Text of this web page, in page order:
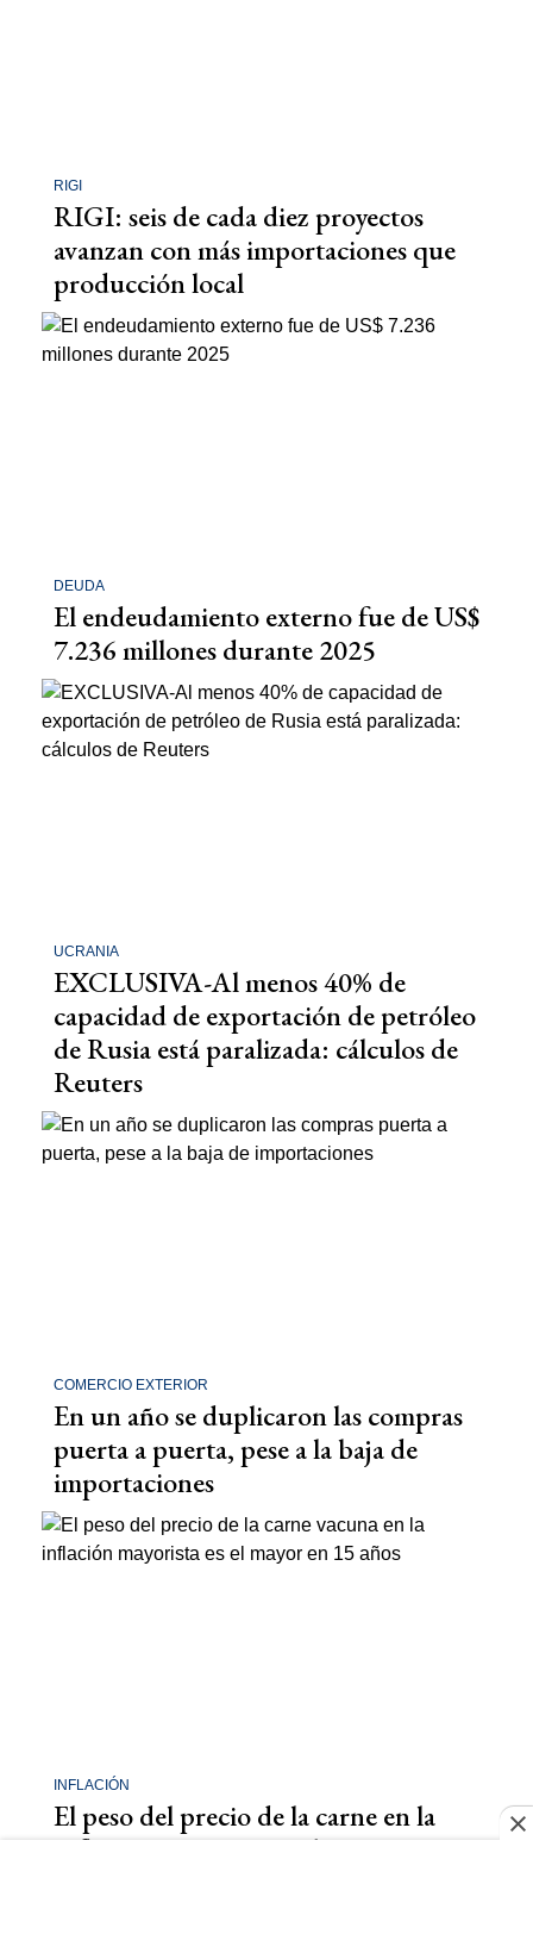
RIGI
RIGI: seis de cada diez proyectos
avanzan con más importaciones que
producción local
DEUDA
El endeudamiento externo fue de US$
7.236 millones durante 2025
UCRANIA
EXCLUSIVA-Al menos 40% de
capacidad de exportación de petróleo
de Rusia está paralizada: cálculos de
Reuters
COMERCIO EXTERIOR
En un año se duplicaron las compras
puerta a puerta, pese a la baja de
importaciones
INFLACIÓN
El peso del precio de la carne en la
inflación mayorista es el mayor en 15